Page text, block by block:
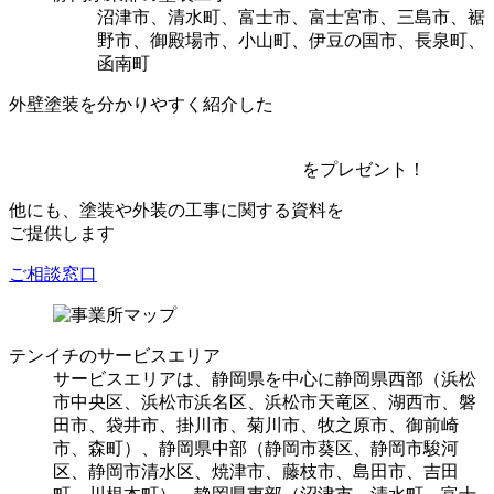
沼津市、清水町、富士市、富士宮市、三島市、裾
野市、御殿場市、小山町、伊豆の国市、⻑泉町、
函南町
外壁塗装を分かりやすく紹介した
をプレゼント！
他にも、塗装や外装の工事に関する資料を
ご提供します
ご相談窓口
テンイチのサービスエリア
サービスエリアは、静岡県を中心に静岡県⻄部（浜松
市中央区、浜松市浜名区、浜松市天竜区、湖⻄市、磐
田市、袋井市、掛川市、菊川市、牧之原市、御前崎
市、森町）、静岡県中部（静岡市葵区、静岡市駿河
区、静岡市清水区、焼津市、藤枝市、島田市、吉田